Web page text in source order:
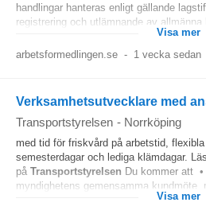
handlingar hanteras enligt gällande
registrering och utlämnande av allmänna
Visa mer
arbetsformedlingen.se - 1 vecka sedan
Verksamhetsutvecklare med
Transportstyrelsen - Norrköping
med tid för friskvård på arbetstid,
semesterdagar och lediga klämdagar.
på Transportstyrelsen Du kommer att
myndighetens gemensamma kundmöte,
Visa mer